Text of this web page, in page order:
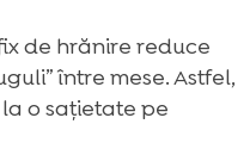
de hrănire reduce
între mese. Astfel,
o sațietate pe